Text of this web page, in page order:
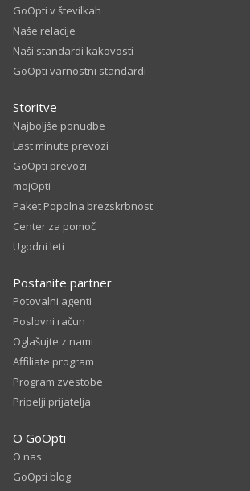
GoOpti v številkah
Naše relacije
Naši standardi kakovosti
GoOpti varnostni standardi
Storitve
Najboljše ponudbe
Last minute prevozi
GoOpti prevozi
mojOpti
Paket Popolna brezskrbnost
Center za pomoč
Ugodni leti
Postanite partner
Potovalni agenti
Poslovni račun
Oglašujte z nami
Affiliate program
Program zvestobe
Pripelji prijatelja
O GoOpti
O nas
GoOpti blog